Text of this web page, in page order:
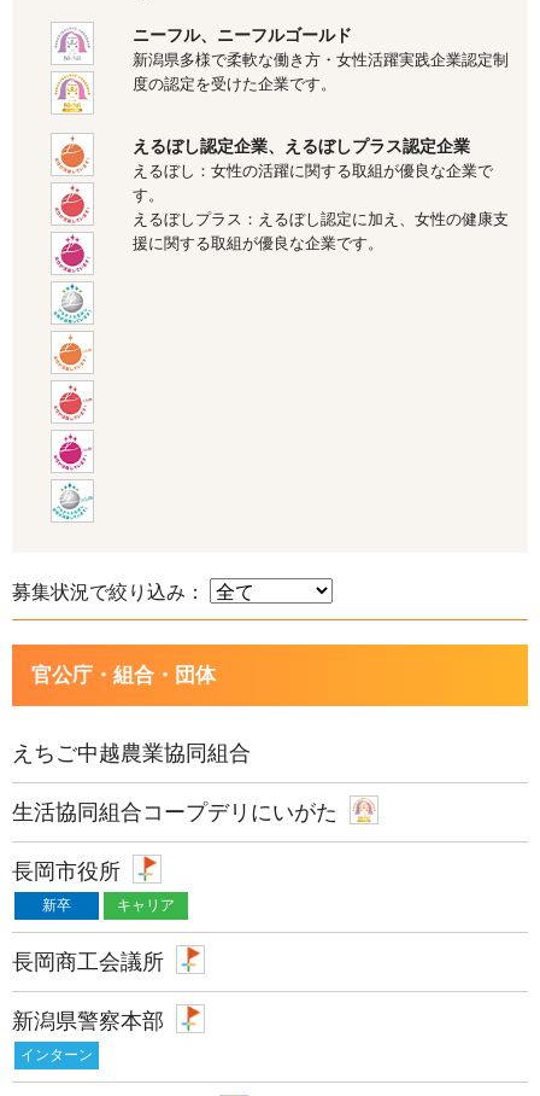
ニーフル、ニーフルゴールド
新潟県多様で柔軟な働き方・女性活躍実践企業認定制
度の認定を受けた企業です。
えるぼし認定企業、えるぼしプラス認定企業
えるぼし：女性の活躍に関する取組が優良な企業で
す。
えるぼしプラス：えるぼし認定に加え、女性の健康支
援に関する取組が優良な企業です。
募集状況で絞り込み：
官公庁・組合・団体
えちご中越農業協同組合
生活協同組合コープデリにいがた
長岡市役所
新卒 キャリア
長岡商工会議所
新潟県警察本部
インターン